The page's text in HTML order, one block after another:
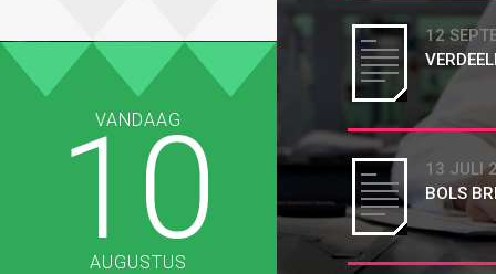
VANDAAG
10
AUGUSTUS
12
13 JULI
BOLS